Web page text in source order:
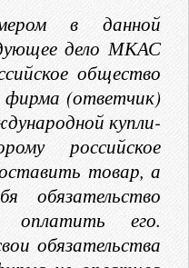
в данной
дело МКАС
общество
фирма (ответчик)
купли-
российское
товар, а
обязательство
его.
обязательства